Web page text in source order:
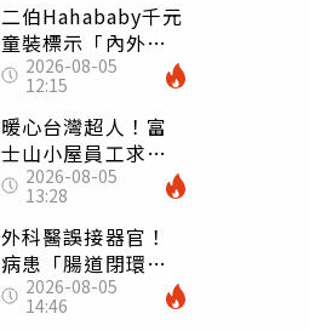
二伯Hahababy千元
童裝標示「內外層
皆純棉」 SGS檢
測證明：內裡100%
聚酯纖維
2026-08-05
12:15
暖心台灣超人！富
士山小屋員工求助
「想活下去」 山
友狂背物資上山：
台灣真的是寶島
2026-08-05
13:28
外科醫誤接器官！
病患「腸道閉環」
無法排便險死 同
行看傻：糟糕至極
2026-08-05
14:46